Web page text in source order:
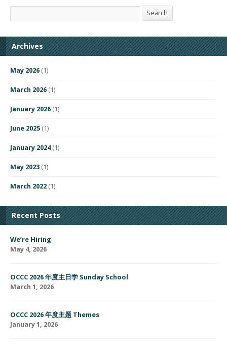
Search Search
Archives
May 2026 (1)
March 2026 (1)
January 2026 (1)
June 2025 (1)
January 2024(1)
May 2023 (1)
March 2022 (1)
Recent Posts
We’re Hiring
May 4, 2026
OCCC 2026 年度主日学 Sunday School
March 1, 2026
OCCC 2026 年度主题 Themes
January 1, 2026